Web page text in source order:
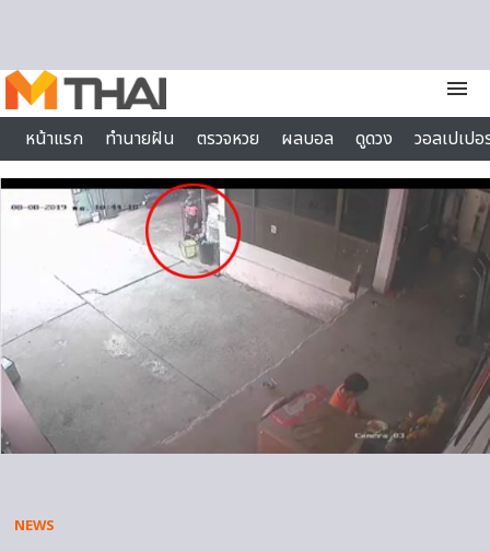
menu
หน้าแรก
ทำนายฝัน ตรวจหวย ผลบอล ดูดวง
วอลเปเป
ไลฟ์สไตล์
NEWS